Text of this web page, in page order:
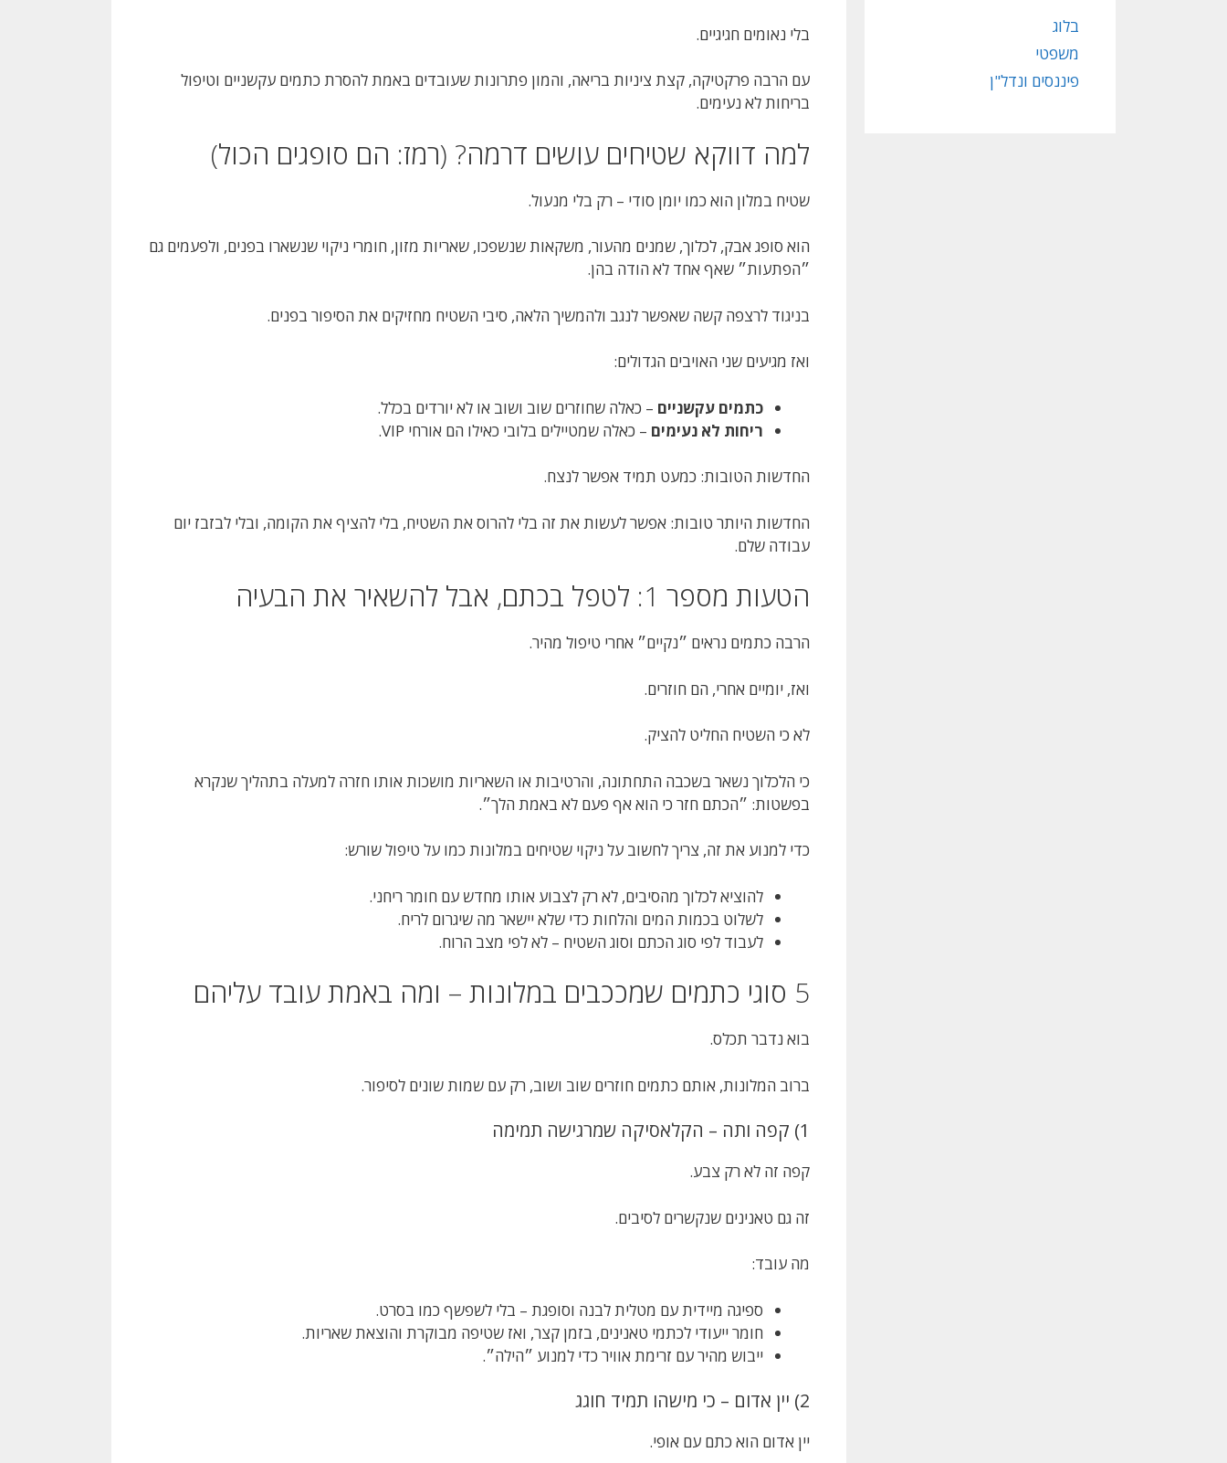
בלי נאומים חגיגיים.
עם הרבה פרקטיקה, קצת ציניות בריאה, והמון פתרונות שעובדים באמת להסרת כתמים עקשניים וטיפול
בריחות לא נעימים.
למה דווקא שטיחים עושים דרמה? (רמז: הם סופגים הכול)
שטיח במלון הוא כמו יומן סודי – רק בלי מנעול.
הוא סופג אבק, לכלוך, שמנים מהעור, משקאות שנשפכו, שאריות מזון, חומרי ניקוי שנשארו בפנים, ולפעמים גם
״הפתעות״ שאף אחד לא הודה בהן.
בניגוד לרצפה קשה שאפשר לנגב ולהמשיך הלאה, סיבי השטיח מחזיקים את הסיפור בפנים.
ואז מגיעים שני האויבים הגדולים:
כתמים עקשניים – כאלה שחוזרים שוב ושוב או לא יורדים בכלל.
ריחות לא נעימים – כאלה שמטיילים בלובי כאילו הם אורחי VIP.
החדשות הטובות: כמעט תמיד אפשר לנצח.
החדשות היותר טובות: אפשר לעשות את זה בלי להרוס את השטיח, בלי להציף את הקומה, ובלי לבזבז יום
עבודה שלם.
הטעות מספר 1: לטפל בכתם, אבל להשאיר את הבעיה
הרבה כתמים נראים ״נקיים״ אחרי טיפול מהיר.
ואז, יומיים אחרי, הם חוזרים.
לא כי השטיח החליט להציק.
כי הלכלוך נשאר בשכבה התחתונה, והרטיבות או השאריות מושכות אותו חזרה למעלה בתהליך שנקרא
בפשטות: ״הכתם חזר כי הוא אף פעם לא באמת הלך״.
כדי למנוע את זה, צריך לחשוב על ניקוי שטיחים במלונות כמו על טיפול שורש:
להוציא לכלוך מהסיבים, לא רק לצבוע אותו מחדש עם חומר ריחני.
לשלוט בכמות המים והלחות כדי שלא יישאר מה שיגרום לריח.
לעבוד לפי סוג הכתם וסוג השטיח – לא לפי מצב הרוח.
5 סוגי כתמים שמככבים במלונות – ומה באמת עובד עליהם
בוא נדבר תכלס.
ברוב המלונות, אותם כתמים חוזרים שוב ושוב, רק עם שמות שונים לסיפור.
1) קפה ותה – הקלאסיקה שמרגישה תמימה
קפה זה לא רק צבע.
זה גם טאנינים שנקשרים לסיבים.
מה עובד:
ספיגה מיידית עם מטלית לבנה וסופגת – בלי לשפשף כמו בסרט.
חומר ייעודי לכתמי טאנינים, בזמן קצר, ואז שטיפה מבוקרת והוצאת שאריות.
ייבוש מהיר עם זרימת אוויר כדי למנוע ״הילה״.
2) יין אדום – כי מישהו תמיד חוגג
יין אדום הוא כתם עם אופי.
בלוג
משפטי
פיננסים ונדל"ן